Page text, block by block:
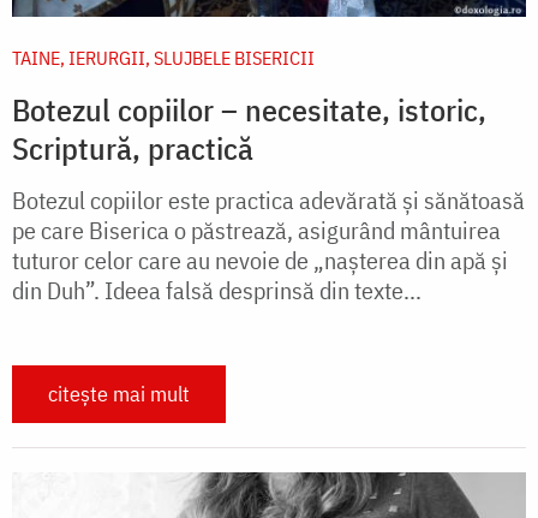
TAINE, IERURGII, SLUJBELE BISERICII
Botezul copiilor – necesitate, istoric,
Scriptură, practică
Botezul copiilor este practica adevărată și sănătoasă
pe care Biserica o păstrează, asigurând mântuirea
tuturor celor care au nevoie de „nașterea din apă și
din Duh”. Ideea falsă desprinsă din texte...
citește mai mult